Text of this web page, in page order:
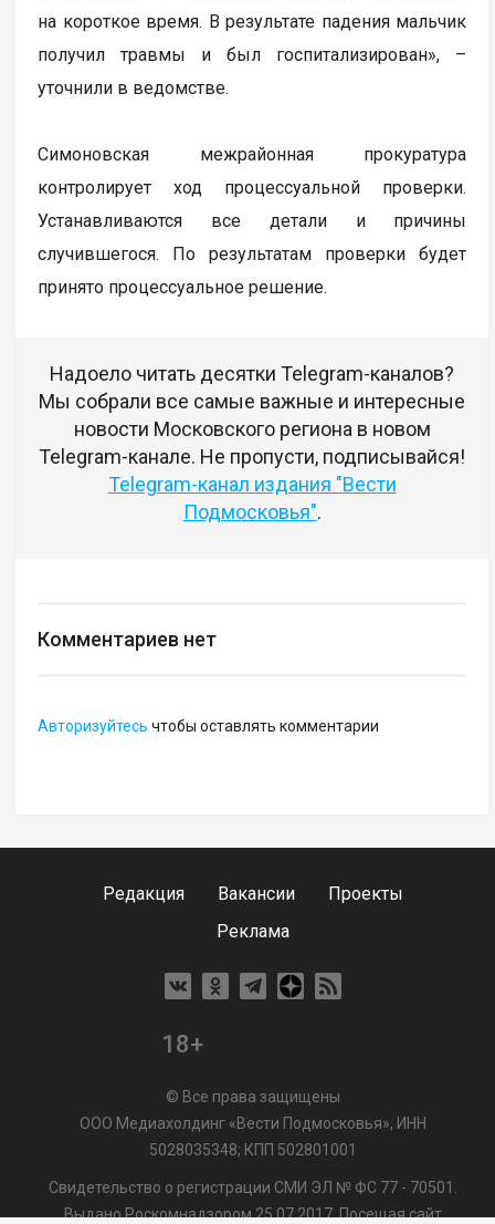
на короткое время. В результате падения мальчик
получил травмы и был госпитализирован», –
уточнили в ведомстве.
Симоновская межрайонная прокуратура
контролирует ход процессуальной проверки.
Устанавливаются все детали и причины
случившегося. По результатам проверки будет
принято процессуальное решение.
Надоело читать десятки Telegram-каналов?
Мы собрали все самые важные и интересные
новости Московского региона в новом
Telegram-канале. Не пропусти, подписывайся!
Telegram-канал издания "Вести
Подмосковья".
Комментариев нет
Авторизуйтесь чтобы оставлять комментарии
Редакция Вакансии
Проекты
Реклама
18+
© Все права защищены
ООО Медиахолдинг «Вести Подмосковья», ИНН
5028035348; КПП 502801001
Свидетельство о регистрации СМИ ЭЛ № ФС 77 - 70501.
Выдано Роскомнадзором 25.07.2017. Посещая сайт